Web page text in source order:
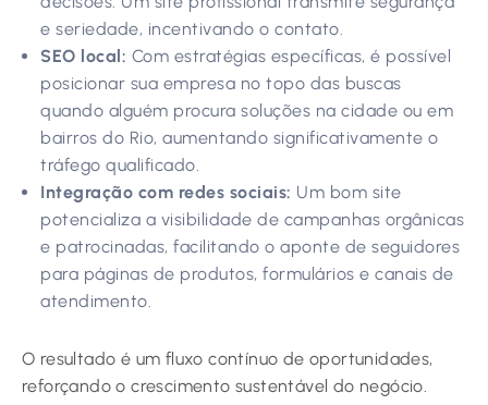
e seriedade, incentivando o contato.
SEO local: Com estratégias específicas, é possível
posicionar sua empresa no topo das buscas
quando alguém procura soluções na cidade ou em
bairros do Rio, aumentando significativamente o
tráfego qualificado.
Integração com redes sociais: Um bom site
potencializa a visibilidade de campanhas orgânicas
e patrocinadas, facilitando o aponte de seguidores
para páginas de produtos, formulários e canais de
atendimento.
O resultado é um fluxo contínuo de oportunidades,
reforçando o crescimento sustentável do negócio.